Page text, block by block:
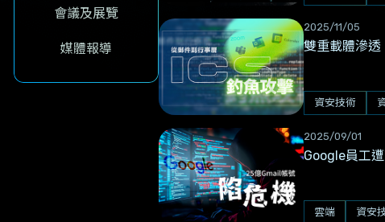
會議及展覽
媒體報導
2025/11/05
雙重載體滲透
資安技術
2025/09/01
Google員工
雲端 資安